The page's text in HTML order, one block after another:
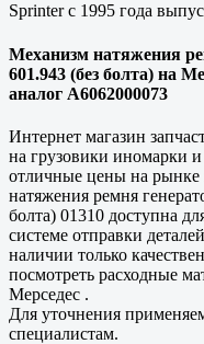
Sprinter с 1995 года
Механизм натяжения
601.943 (без болта) на
аналог A6062000073
Интернет магазин
на грузовики иномарки
отличные цены на рынке
натяжения ремня
болта) 01310 доступна
системе отправки
наличии только
посмотреть расходные
Мерседес .
Для уточнения
специалистам.